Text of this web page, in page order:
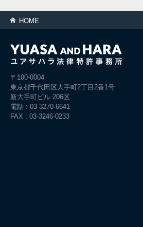
HOME
〒100-0004
東京都千代田区大手町2丁目2番1号
新大手町ビル 206区
電話 : 03-3270-6641
FAX : 03-3246-0233